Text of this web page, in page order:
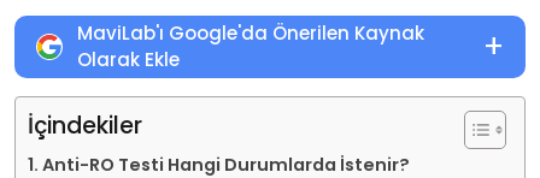
MaviLab'ı Google'da Önerilen Kaynak
Olarak Ekle
+
İçindekiler
Anti-RO Testi Hangi Durumlarda İstenir?